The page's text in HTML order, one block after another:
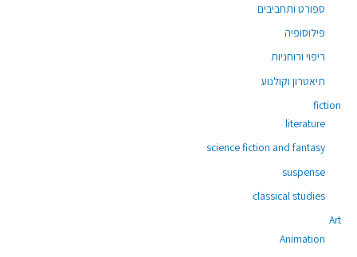
ספורט ותחביבים
פילוסופיה
ריפוי ורוחניות
תיאטרון וקולנוע
fiction
literature
science fiction and fantasy
suspense
classical studies
Art
Animation